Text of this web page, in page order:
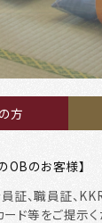
方
OBのお客様】
証、職員証、
ド等をご提示く